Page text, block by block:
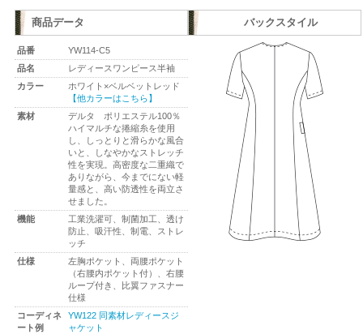
商品データ
品番
YW114-C5
品名
レディースワンピース半袖
カラー
ホワイト×ベルベットレッド
【他カラーはこちら】
素材
デルタ ポリエステル100％
ハイマルチな捲縮糸を使用
し、しっとりと滑らかな風合
いと、しなやかなストレッチ
性を実現。高密度な二重織で
ありながら、今までにない軽
量感と、高い防透性を両立さ
せました。
機能
工業洗濯可、制菌加工、透け
防止、吸汗性、制電、ストレ
ッチ
仕様
左胸ポケット、両腰ポケット
（右腰内ポケット付）、右腰
ループ付き、比翼ファスナー
仕様
コーディネ
ート例
YW122 同素材レディースジ
ャケット
バックスタイル